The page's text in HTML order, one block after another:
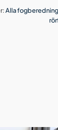
Alla